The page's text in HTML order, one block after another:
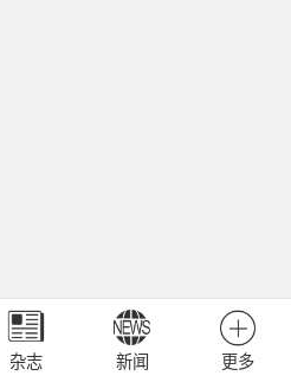
杂志 新闻 更多